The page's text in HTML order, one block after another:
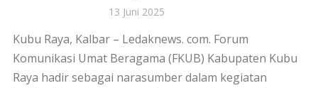
13 Juni 2025
Kubu Raya, Kalbar – Ledaknews. com. Forum
Komunikasi Umat Beragama (FKUB) Kabupaten Kubu
Raya hadir sebagai narasumber dalam kegiatan